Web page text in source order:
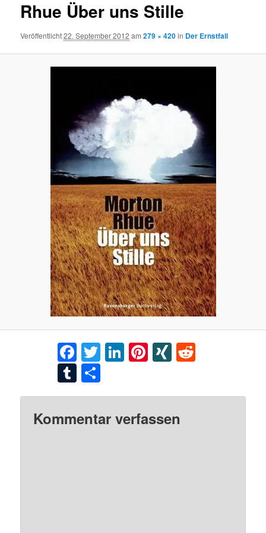
Rhue Über uns Stille
Veröffentlicht22. September 2012 am279 × 420in Der Ernstfall
Facebook
Twitter
LinkedIn
Pinterest
XING
Tumblr
Kommentar verfassen